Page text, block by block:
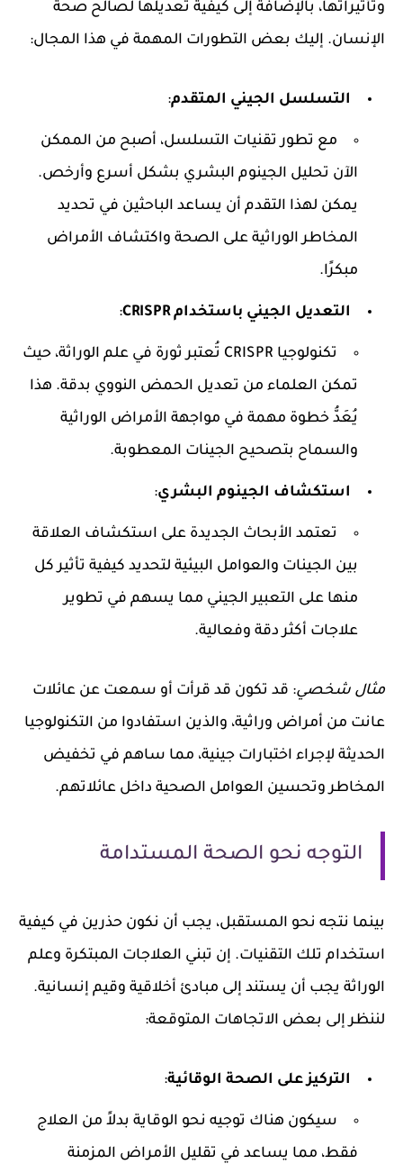
وتأثيراتها، بالإضافة إلى كيفية تعديلها لصالح صحة
الإنسان. إليك بعض التطورات المهمة في هذا المجال:
التسلسل الجيني المتقدم:
مع تطور تقنيات التسلسل، أصبح من الممكن
الآن تحليل الجينوم البشري بشكل أسرع وأرخص.
يمكن لهذا التقدم أن يساعد الباحثين في تحديد
المخاطر الوراثية على الصحة واكتشاف الأمراض
مبكرًا.
التعديل الجيني باستخدام CRISPR :
تكنولوجيا CRISPR تُعتبر ثورة في علم الوراثة، حيث
تمكن العلماء من تعديل الحمض النووي بدقة. هذا
يُعَدُّ خطوة مهمة في مواجهة الأمراض الوراثية
والسماح بتصحيح الجينات المعطوبة.
استكشاف الجينوم البشري:
تعتمد الأبحاث الجديدة على استكشاف العلاقة
بين الجينات والعوامل البيئية لتحديد كيفية تأثير كل
منها على التعبير الجيني مما يسهم في تطوير
علاجات أكثر دقة وفعالية.
مثال شخصي: قد تكون قد قرأت أو سمعت عن عائلات
عانت من أمراض وراثية، والذين استفادوا من التكنولوجيا
الحديثة لإجراء اختبارات جينية، مما ساهم في تخفيض
المخاطر وتحسين العوامل الصحية داخل عائلاتهم.
التوجه نحو الصحة المستدامة
بينما نتجه نحو المستقبل، يجب أن نكون حذرين في كيفية
استخدام تلك التقنيات. إن تبني العلاجات المبتكرة وعلم
الوراثة يجب أن يستند إلى مبادئ أخلاقية وقيم إنسانية.
لننظر إلى بعض الاتجاهات المتوقعة:
التركيز على الصحة الوقائية:
سيكون هناك توجيه نحو الوقاية بدلاً من العلاج
فقط، مما يساعد في تقليل الأمراض المزمنة